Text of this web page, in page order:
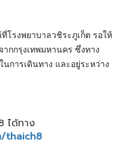
โรงพยาบาลวชิระภูเก็ต รอให้
กกรุงเทพมหานคร ซึ่งทาง
การเดินทาง และอยู่ระหว่าง
ได้ทาง
thaich8